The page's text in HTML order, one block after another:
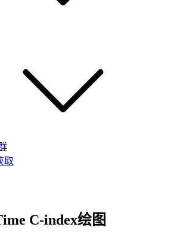
取
C-index绘图